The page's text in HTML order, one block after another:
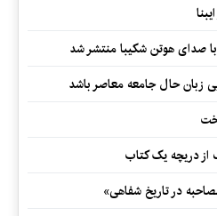
صدای هوتن شکیبا منتشر شد
زبان حال جامعه معاصر باشد
از دریچه یک کتاب
در تاریخ شفاهی»